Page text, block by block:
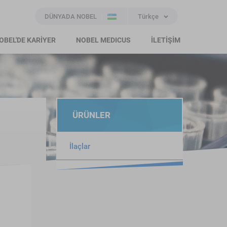
DÜNYADA NOBEL Türkçe
KARİYER NOBEL MEDICUS İLETİŞİM
ÜRÜNLER
İlaçlar